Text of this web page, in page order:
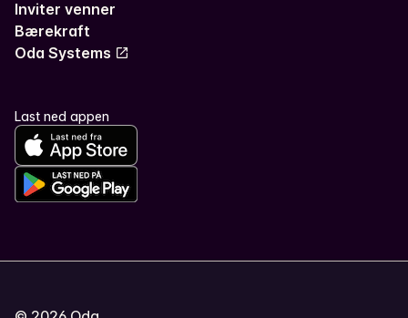
Inviter venner
Bærekraft
Oda Systems
Last ned appen